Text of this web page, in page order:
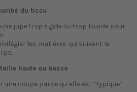
du tissu
jupe trop rigide ou trop lourde pour
les matières qui suivent le
haute ou basse
une coupe parce qu’elle est “typique”